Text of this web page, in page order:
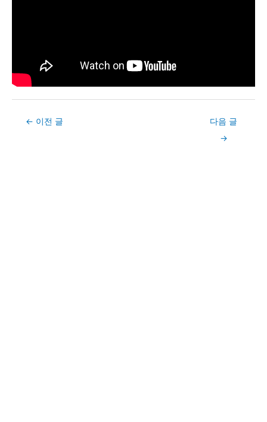
Post← 이전 글
다음 글
→